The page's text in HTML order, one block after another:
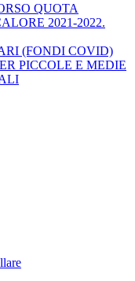
QUOTA
2021-2022.
(FONDI COVID)
PICCOLE E MEDIE